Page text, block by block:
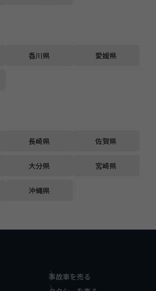
香川県 愛媛県
長崎県 佐賀県
大分県 宮崎県
沖縄県
事故車を売る